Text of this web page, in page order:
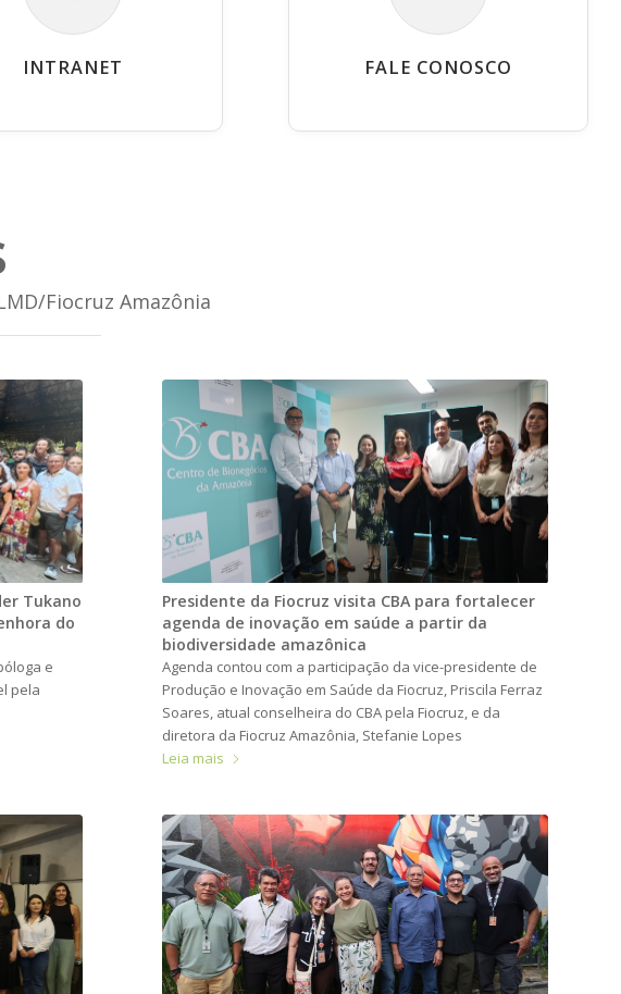
INTRANET FALE CONOSCO
Fiocruz Amazônia
Tukano
do
e
pela
Presidente da Fiocruz visita CBA para fortalecer
agenda de inovação em saúde a partir da
biodiversidade amazônica
Agenda contou com a participação da vice-presidente de
Produção e Inovação em Saúde da Fiocruz, Priscila Ferraz
Soares, atual conselheira do CBA pela Fiocruz, e da
diretora da Fiocruz Amazônia, Stefanie Lopes
Leia mais